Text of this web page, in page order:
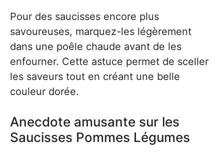
Pour des saucisses encore plus
savoureuses, marquez-les légèrement
dans une poêle chaude avant de les
enfourner. Cette astuce permet de sceller
les saveurs tout en créant une belle
couleur dorée.
Anecdote amusante sur les
Saucisses Pommes Légumes